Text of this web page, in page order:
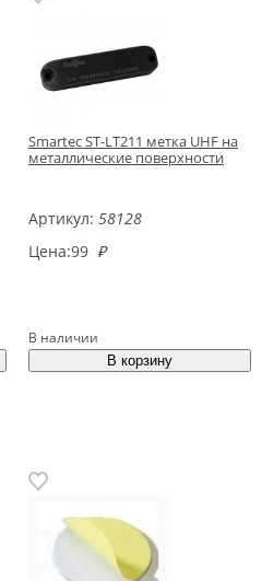
Smartec ST-LT211 метка UHF на
металлические поверхности
Артикул: 58128
Цена:99 ₽
В наличии